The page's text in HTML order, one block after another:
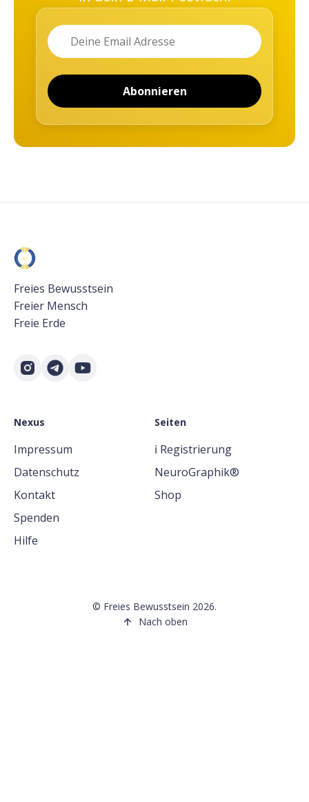
Name
Email
Abonnieren
Freies Bewusstsein
Freier Mensch
Freie Erde
Nexus
Impressum
Datenschutz
Kontakt
Spenden
Hilfe
Seiten
ℹ️ Registrierung
NeuroGraphik®
Shop
© Freies Bewusstsein 2026.
Nach oben